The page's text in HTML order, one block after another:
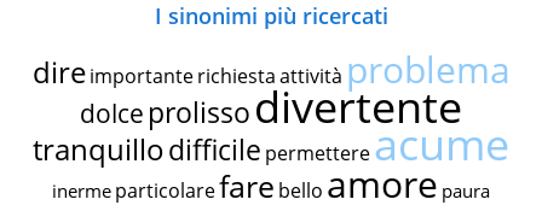
I sinonimi più ricercati
dire importante richiestaattività problema
dolce prolissodivertente
tranquillodifficile permettereacume
inerme particolarefare bello amore paura